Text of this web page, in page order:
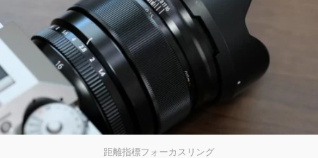
距離指標フォーカスリング